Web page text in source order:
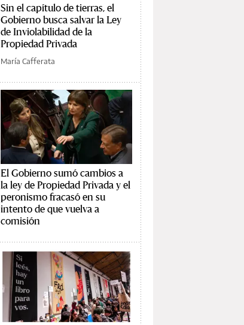
Sin el capítulo de tierras, el
Gobierno busca salvar la Ley
de Inviolabilidad de la
Propiedad Privada
María Cafferata
El Gobierno sumó cambios a
la ley de Propiedad Privada y el
peronismo fracasó en su
intento de que vuelva a
comisión